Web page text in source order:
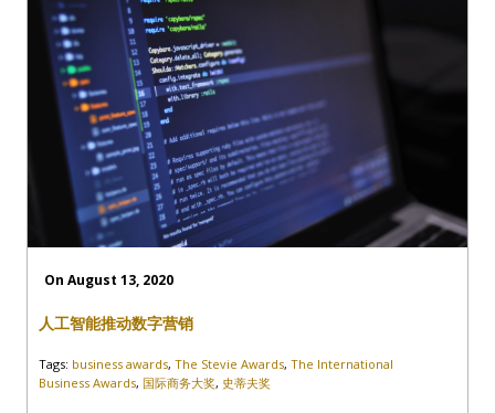
On August 13, 2020
人工智能推动数字营销
Tags: business awards, The Stevie Awards, The International
Business Awards, 国际商务大奖, 史蒂夫奖